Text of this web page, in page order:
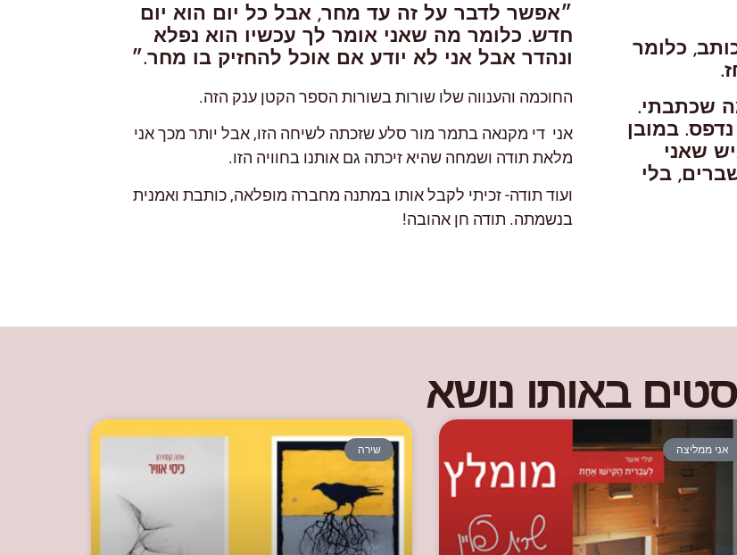
כלומר
שכתבתי.
במובן
שאני
בלי
״אפשר לדבר על זה עד מחר, אבל כל יום הוא יום
חדש. כלומר מה שאני אומר לך עכשיו הוא נפלא
ונהדר אבל אני לא יודע אם אוכל להחזיק בו מחר.״
החוכמה והענווה שלו שורות בשורות הספר הקטן ענק הזה.
אני די מקנאה בתמר מור סלע שזכתה לשיחה הזו, אבל יותר מכך אני
מלאת תודה ושמחה שהיא זיכתה גם אותנו בחוויה הזו.
ועוד תודה- זכיתי לקבל אותו במתנה מחברה מופלאה, כותבת ואמנית
בנשמתה. תודה חן אהובה!
באותו נושא
אני ממליצה שירה